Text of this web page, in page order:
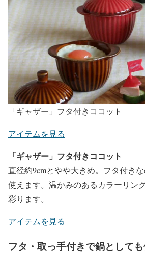
「ギャザー」フタ付きココット
アイテムを見る
「ギャザー」フタ付きココット
直径約9cmとやや大きめ。フタ付き
使えます。温かみのあるカラーリン
彩ります。
アイテムを見る
フタ・取っ手付きで鍋として